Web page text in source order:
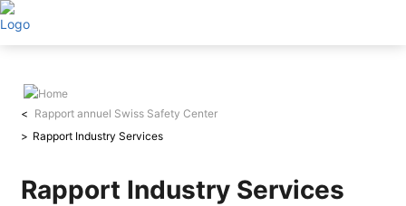
Aller
au
contenu
Rapport annuel Swiss Safety Center
Rapport Industry Services
Rapport Industry Services